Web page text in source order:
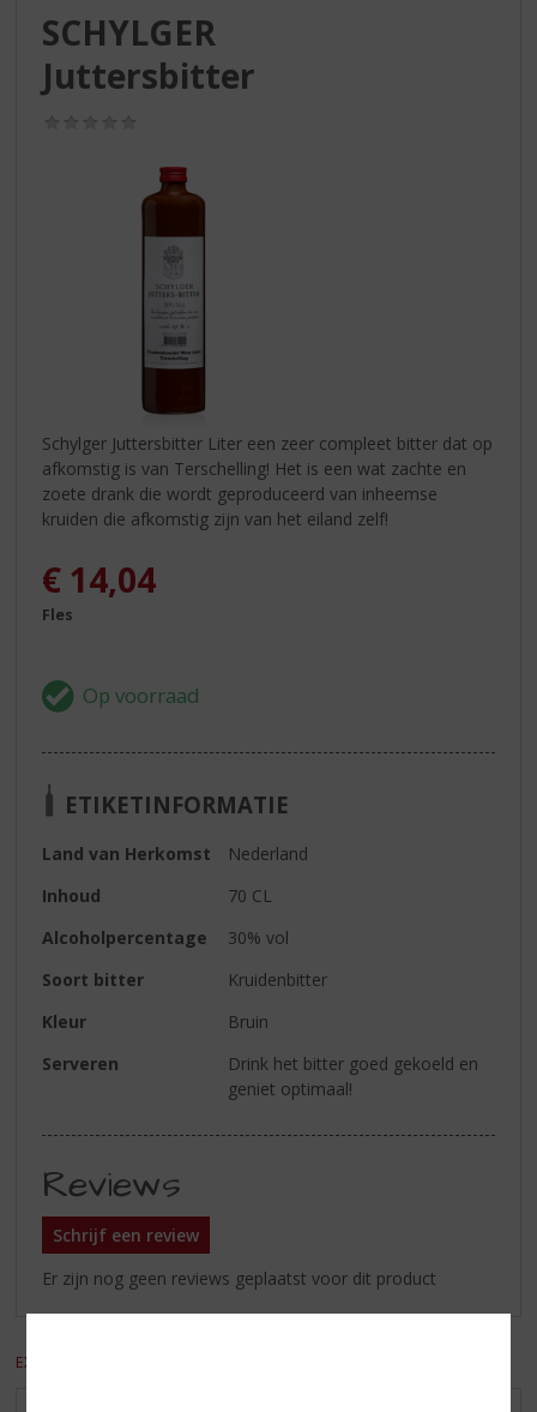
SCHYLGER
Juttersbitter
Schylger Juttersbitter Liter een zeer compleet bitter dat op
afkomstig is van Terschelling! Het is een wat zachte en
zoete drank die wordt geproduceerd van inheemse
kruiden die afkomstig zijn van het eiland zelf!
€ 14,04
Fles
ETIKETINFORMATIE
Land van Herkomst
Nederland
Inhoud
70 CL
Alcoholpercentage
30% vol
Soort bitter
Kruidenbitter
Kleur
Bruin
Serveren
Drink het bitter goed gekoeld en
geniet optimaal!
Reviews
Schrijf een review
Er zijn nog geen reviews geplaatst voor dit product
EXCL. BTW